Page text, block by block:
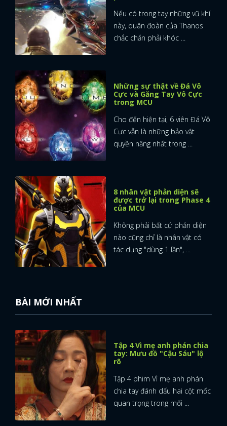
FACEBOOK GOOGLE
Nếu có trong tay những vũ khí
này, quân đoàn của Thanos
chắc chắn phải khóc ...
Những sự thật về Đá Vô
Cực và Găng Tay Vô Cực
trong MCU
Cho đến hiện tại, 6 viên Đá Vô
Cực vẫn là những bảo vật
quyền năng nhất trong ...
8 nhân vật phản diện sẽ
được trở lại trong Phase 4
của MCU
Không phải bất cứ phản diện
nào cũng chỉ là nhân vật có
tác dụng "dùng 1 lần", ...
BÀI MỚI NHẤT
Tập 4 Vì mẹ anh phán chia
tay: Mưu đồ "Cậu Sáu" lộ
rõ
Tập 4 phim Vì mẹ anh phán
chia tay đánh dấu hai cột mốc
quan trọng trong mối ...